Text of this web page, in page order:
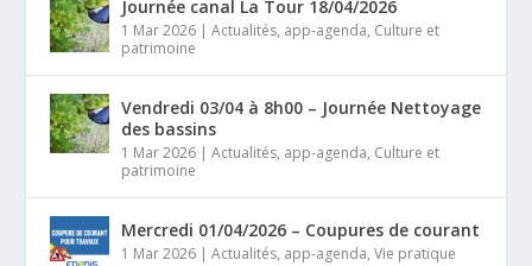
Journée canal La Tour 18/04/2026
1 Mar 2026 |Actualités, app-agenda, Culture et
patrimoine
Vendredi 03/04 à 8h00 – Journée Nettoyage
des bassins
1 Mar 2026 |Actualités, app-agenda, Culture et
patrimoine
Mercredi 01/04/2026 – Coupures de courant
1 Mar 2026 |Actualités, app-agenda,Vie pratique